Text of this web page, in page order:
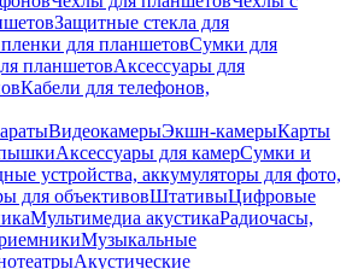
Защитные стекла для
для планшетовСумки для
планшетовАксессуары для
Кабели для телефонов,
ВидеокамерыЭкшн-камерыКарты
Аксессуары для камерСумки и
устройства, аккумуляторы для фото,
для объективовШтативыЦифровые
Мультимедиа акустикаРадиочасы,
Музыкальные
Акустические